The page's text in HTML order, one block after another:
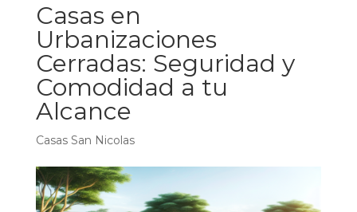
Casas en
Urbanizaciones
Cerradas: Seguridad y
Comodidad a tu
Alcance
Casas San Nicolas